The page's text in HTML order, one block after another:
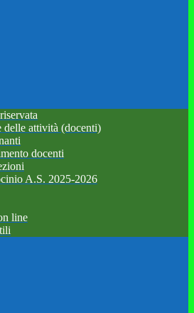
delle attività (docenti)
docenti
A.S. 2025-2026
line